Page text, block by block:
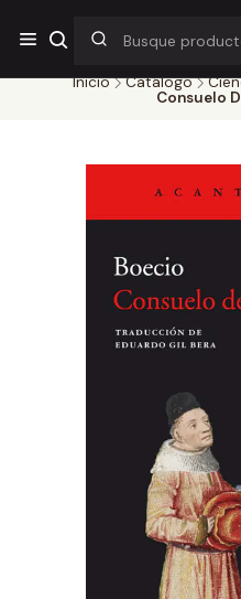
¡Por pocos días! Despacho a
$38.000
Inicio Catálogo
Consuelo